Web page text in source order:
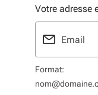
Votre adresse
Format: